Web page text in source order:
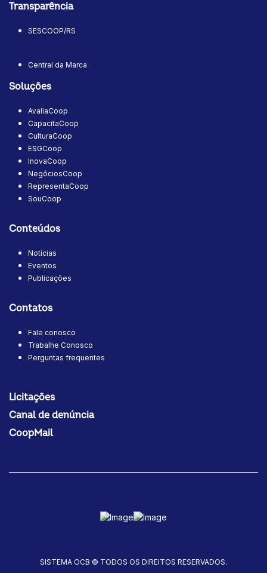
Transparência
SESCOOP/RS
Central da Marca
Soluções
AvaliaCoop
CapacitaCoop
CulturaCoop
ESGCoop
InovaCoop
NegóciosCoop
RepresentaCoop
SouCoop
Conteúdos
Notícias
Eventos
Publicações
Contatos
Fale conosco
Trabalhe Conosco
Perguntas frequentes
Licitações
Canal de denúncia
CoopMail
SISTEMA OCB © TODOS OS DIREITOS RESERVADOS.